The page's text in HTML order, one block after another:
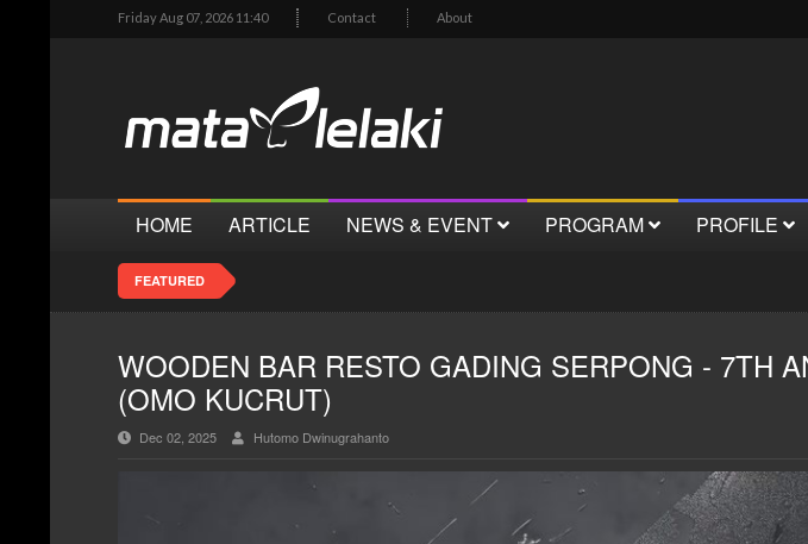
Friday Aug 07, 2026 11:40 Contact About
HOME ARTICLE NEWS & EVENT PROGRAM PROFILE
FEATURED
WOODEN BAR RESTO GADING SERPONG - 7TH
(OMO KUCRUT)
Dec 02, 2025 Hutomo Dwinugrahanto